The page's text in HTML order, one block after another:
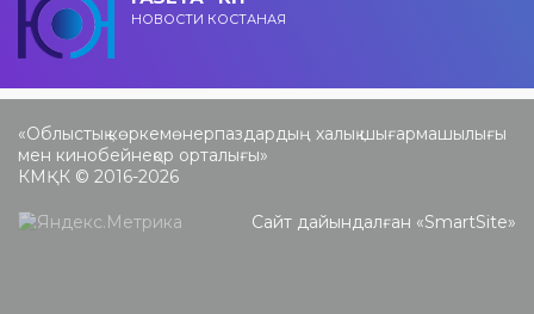
НОВОСТИ КОСТАНАЯ
«Облыстық көркемөнерпаздардың халық шығармашылығы
мен кинобейнеқор орталығы»
КМҚК © 2016-2026
Сайт дайындалған «SmartSite»